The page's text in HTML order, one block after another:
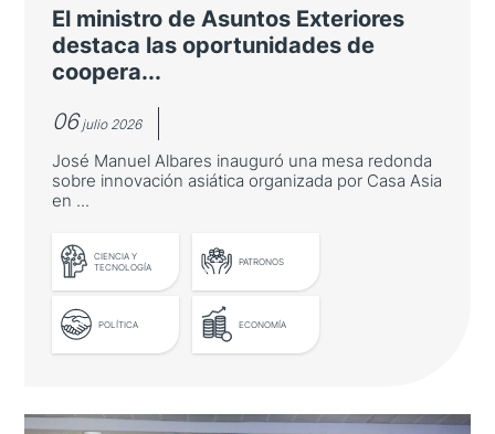
El ministro de Asuntos Exteriores
destaca las oportunidades de
coopera...
06 julio 2026
José Manuel Albares inauguró una mesa redonda
sobre innovación asiática organizada por Casa Asia
en ...
CIENCIA Y
TECNOLOGÍA
PATRONOS
POLÍTICA ECONOMÍA